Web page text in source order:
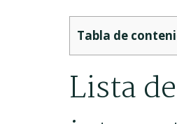
Tabla de
Lista